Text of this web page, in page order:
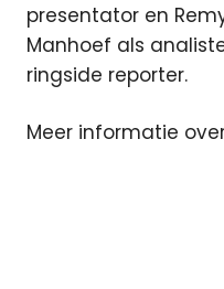
presentator en
Manhoef als
ringside reporter.
Meer informatie